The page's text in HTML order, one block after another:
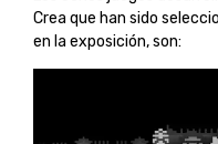
Crea que han sido
en la exposición, son: